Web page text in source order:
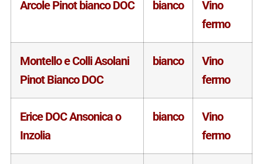
Arcole Pinot bianco DOC bianco
Vino
fermo
Montello e Colli Asolani
Pinot Bianco DOC
bianco
Vino
fermo
Erice DOC Ansonica o
Inzolia
bianco
Vino
fermo